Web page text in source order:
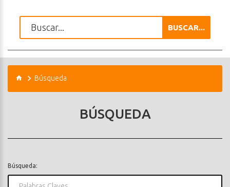
BUSCAR...
Búsqueda
BÚSQUEDA
Búsqueda: